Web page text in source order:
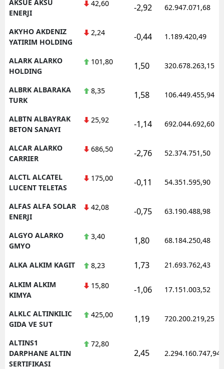
AKSUE AKSU
ENERJI
42,60 -2,92 62.947.071,68
AKYHO AKDENIZ
YATIRIM HOLDING
2,24 -0,44 1.189.420,49
ALARK ALARKO
HOLDING
101,80 1,50 320.678.263,15
ALBRK ALBARAKA
TURK
8,35 1,58 106.449.455,94
ALBTN ALBAYRAK
BETON SANAYI
25,92 -1,14 692.044.692,60
ALCAR ALARKO
CARRIER
686,50 -2,76 52.374.751,50
ALCTL ALCATEL
LUCENT TELETAS
175,00 -0,11 54.351.595,90
ALFAS ALFA SOLAR
ENERJI
42,08 -0,75 63.190.488,98
ALGYO ALARKO
GMYO
3,40 1,80 68.184.250,48
ALKA ALKIM KAGIT 8,23 1,73 21.693.762,43
ALKIM ALKIM
KIMYA
15,80 -1,06 17.151.003,52
ALKLC ALTINKILIC
GIDA VE SUT
425,00 1,19 720.200.219,25
ALTINS1
DARPHANE ALTIN
SERTIFIKASI
72,80
2,45 2.294.160.747,94